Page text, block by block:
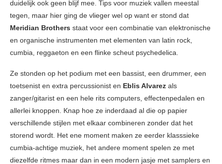
duidelijk ook geen blijf mee. Tips voor muziek vallen meestal
tegen, maar hier ging de vlieger wel op want er stond dat
Meridian Brothers staat voor een combinatie van elektronische
en organische instrumenten met elementen van latin rock,
cumbia, reggaeton en een flinke scheut psychedelica.
Ze stonden op het podium met een bassist, een drummer, een
toetsenist en extra percussionist en Eblis Alvarez als
zanger/gitarist en een hele rits computers, effectenpedalen en
allerlei knoppen. Knap hoe ze inderdaad al die op papier
verschillende stijlen met elkaar combineren zonder dat het
storend wordt. Het ene moment maken ze eerder klasssieke
cumbia-achtige muziek, het andere moment spelen ze met
diezelfde ritmes maar dan in een modern jasje met samplers en